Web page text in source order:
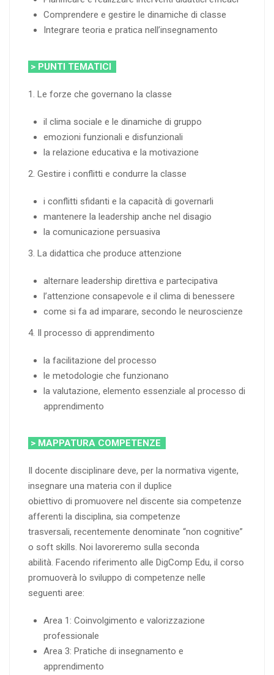
Comprendere e gestire le dinamiche di classe
Integrare teoria e pratica nell’insegnamento
> PUNTI TEMATICI
1. Le forze che governano la classe
il clima sociale e le dinamiche di gruppo
emozioni funzionali e disfunzionali
la relazione educativa e la motivazione
2. Gestire i conflitti e condurre la classe
i conflitti sfidanti e la capacità di governarli
mantenere la leadership anche nel disagio
la comunicazione persuasiva
3. La didattica che produce attenzione
alternare leadership direttiva e partecipativa
l’attenzione consapevole e il clima di benessere
come si fa ad imparare, secondo le neuroscienze
4. Il processo di apprendimento
la facilitazione del processo
le metodologie che funzionano
la valutazione, elemento essenziale al processo di
apprendimento
> MAPPATURA COMPETENZE
Il docente disciplinare deve, per la normativa vigente,
insegnare una materia con il duplice
obiettivo di promuovere nel discente sia competenze
afferenti la disciplina, sia competenze
trasversali, recentemente denominate “non cognitive”
o soft skills. Noi lavoreremo sulla seconda
abilità. Facendo riferimento alle DigComp Edu, il corso
promuoverà lo sviluppo di competenze nelle
seguenti aree:
Area 1: Coinvolgimento e valorizzazione
professionale
Area 3: Pratiche di insegnamento e
apprendimento